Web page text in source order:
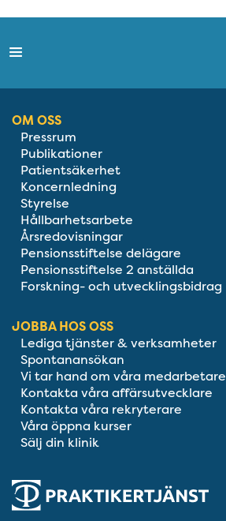
OM OSS
Pressrum
Publikationer
Patientsäkerhet
Koncernledning
Styrelse
Hållbarhetsarbete
Årsredovisningar
Pensionsstiftelse delägare
Pensionsstiftelse 2 anställda
Forskning- och utvecklingsbidrag
JOBBA HOS OSS
Lediga tjänster & verksamheter
Spontanansökan
Vi tar hand om våra medarbetare
Kontakta våra affärsutvecklare
Kontakta våra rekryterare
Våra öppna kurser
Sälj din klinik